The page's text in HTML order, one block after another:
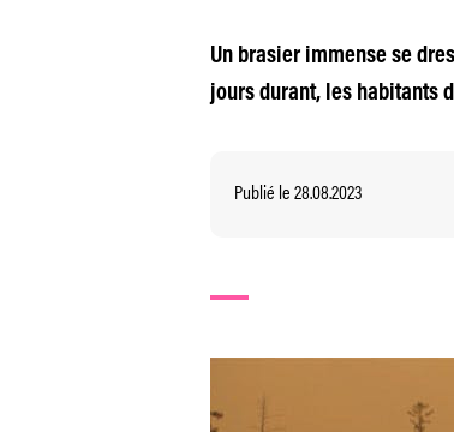
Un brasier immense se
jours durant, les habitants
Publié le 28.08.2023